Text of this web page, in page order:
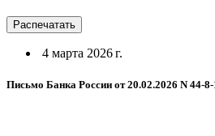
Распечатать
4 марта 2026 г.
Письмо Банка России от 20.02.2026 N 44-